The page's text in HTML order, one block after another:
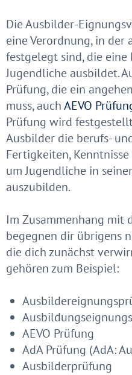
Die Ausbilder-
eine Verordnung, in der
festgelegt sind, die eine
Jugendliche ausbildet.
Prüfung, die ein
muss, auchAEVO
Prüfung wird
Ausbilder die berufs-
Fertigkeiten,
um Jugendliche in
auszubilden.
Im Zusammenhang mit
begegnen dir übrigens
die dich zunächst
gehören zum Beispiel:
AEVO Prüfung
AdA Prüfung (AdA:
Ausbilderprüfung